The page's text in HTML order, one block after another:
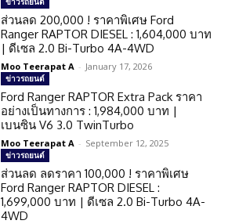
ส่วนลด 200,000 ! ราคาพิเศษ Ford
Ranger RAPTOR DIESEL : 1,604,000 บาท
| ดีเซล 2.0 Bi-Turbo 4A-4WD
Moo Teerapat A - January 17, 2026
ข่าวรถยนต์
Ford Ranger RAPTOR Extra Pack ราคา
อย่างเป็นทางการ : 1,984,000 บาท |
เบนซิน V6 3.0 TwinTurbo
Moo Teerapat A - September 12, 2025
ข่าวรถยนต์
ส่วนลด ลดราคา 100,000 ! ราคาพิเศษ
Ford Ranger RAPTOR DIESEL :
1,699,000 บาท | ดีเซล 2.0 Bi-Turbo 4A-
4WD